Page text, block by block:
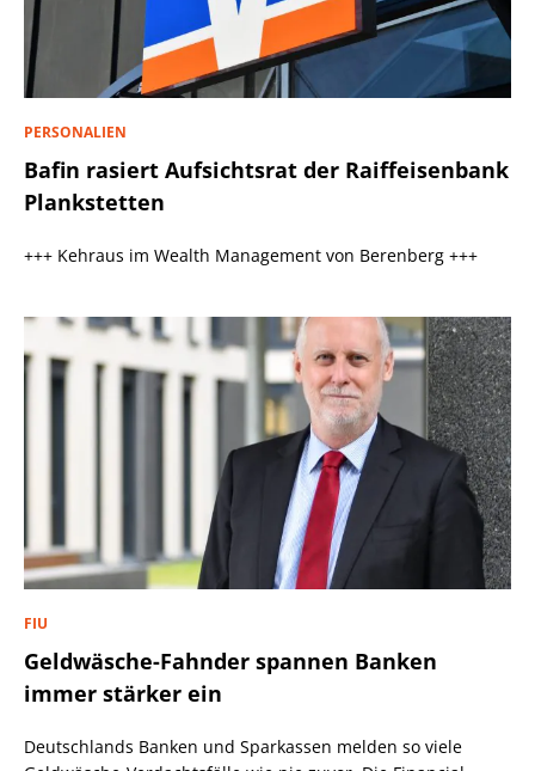
PERSONALIEN
Bafin rasiert Aufsichtsrat der Raiffeisenbank
Plankstetten
+++ Kehraus im Wealth Management von Berenberg +++
FIU
Geldwäsche-Fahnder spannen Banken
immer stärker ein
Deutschlands Banken und Sparkassen melden so viele